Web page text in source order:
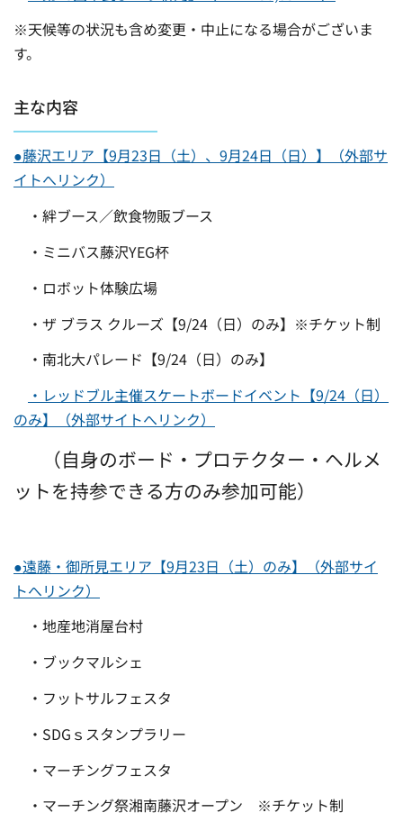
※天候等の状況も含め変更・中止になる場合がございま
す。
主な内容
●藤沢エリア【9月23日（土）、9月24日（日）】（外部サ
イトへリンク）
・絆ブース／飲食物販ブース
・ミニバス藤沢YEG杯
・ロボット体験広場
・ザ ブラス クルーズ【9/24（日）のみ】※チケット制
・南北大パレード【9/24（日）のみ】
・レッドブル主催スケートボードイベント【9/24（日）
のみ】（外部サイトへリンク）
（自身のボード・プロテクター・ヘルメ
ットを持参できる方のみ参加可能）
●遠藤・御所見エリア【9月23日（土）のみ】（外部サイ
トへリンク）
・地産地消屋台村
・ブックマルシェ
・フットサルフェスタ
・SDGｓスタンプラリー
・マーチングフェスタ
・マーチング祭湘南藤沢オープン ※チケット制